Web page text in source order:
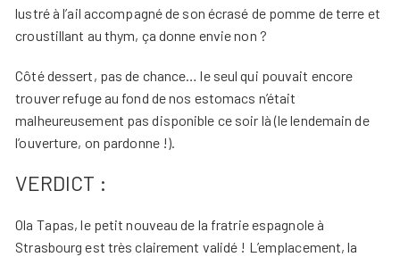
lustré à l’ail accompagné de son écrasé de pomme de terre et
croustillant au thym, ça donne envie non ?
Côté dessert, pas de chance… le seul qui pouvait encore
trouver refuge au fond de nos estomacs n’était
malheureusement pas disponible ce soir là (le lendemain de
l’ouverture, on pardonne !).
VERDICT :
Ola Tapas, le petit nouveau de la fratrie espagnole à
Strasbourg est très clairement validé ! L’emplacement, la